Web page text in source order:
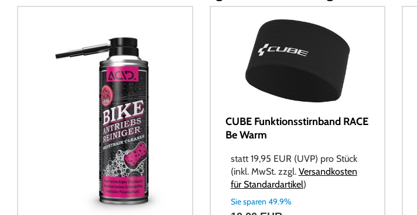
CUBE Funktionsstirnband RACE
Be Warm
statt19,95 EUR (UVP) pro Stück
(inkl. MwSt. zzgl. Versandkosten
für Standardartikel)
Sie sparen 49.9%